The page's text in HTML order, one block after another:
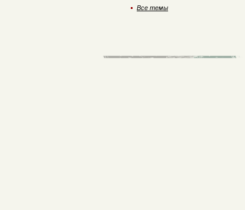
Все темы